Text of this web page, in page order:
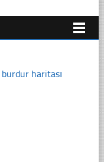
burdur haritası